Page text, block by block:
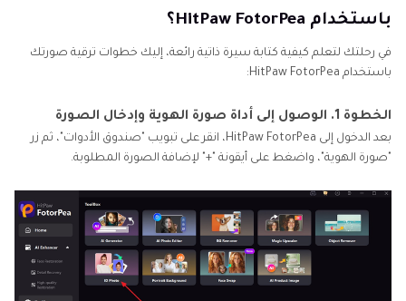
باستخدام HitPaw FotorPea؟
في رحلتك لتعلم كيفية كتابة سيرة ذاتية رائعة، إليك خطوات ترقية صورتك
باستخدام HitPaw FotorPea:
الخطوة 1. الوصول إلى أداة صورة الهوية وإدخال الصورة
بعد الدخول إلى HitPaw FotorPea، انقر على تبويب "صندوق الأدوات"، ثم زر
"صورة الهوية"، واضغط على أيقونة "+" لإضافة الصورة المطلوبة.